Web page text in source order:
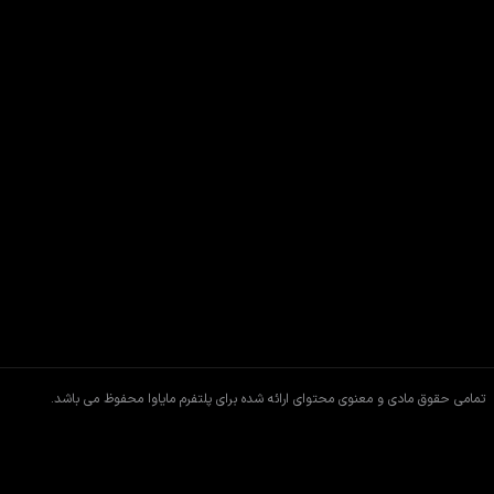
تمامی حقوق مادی و معنوی محتوای ارائه شده برای پلتفرم مایاوا محفوظ می باشد.